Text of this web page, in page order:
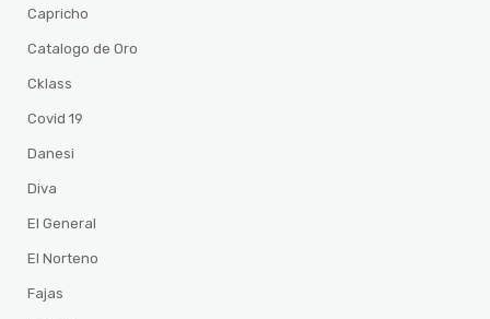
Capricho
Catalogo de Oro
Cklass
Covid 19
Danesi
Diva
El General
El Norteno
Fajas